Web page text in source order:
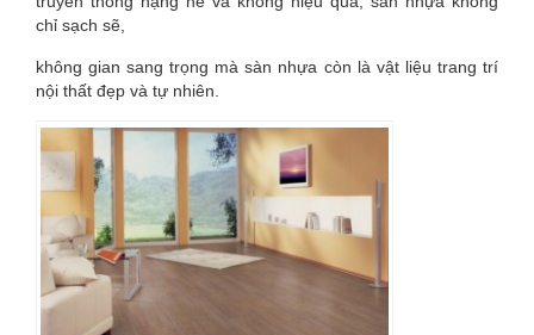
chỉ sạch sẽ,
không gian sang trọng mà sàn nhựa còn là vật liệu trang trí
nội thất đẹp và tự nhiên.